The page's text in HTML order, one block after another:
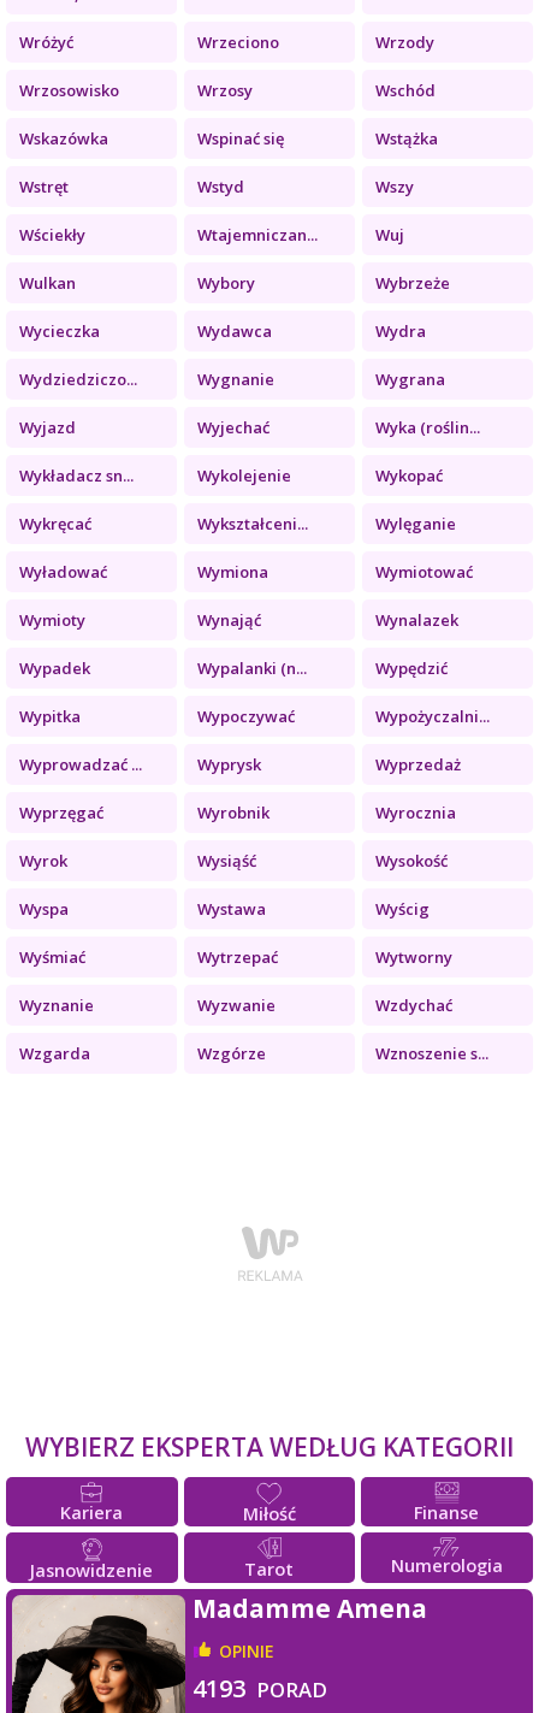
Wróżyć Wrzeciono Wrzody
Wrzosowisko Wrzosy Wschód
Wskazówka Wspinać się Wstążka
Wstręt Wstyd Wszy
Wściekły Wtajemniczan... Wuj
Wulkan Wybory Wybrzeże
Wycieczka Wydawca Wydra
Wydziedziczo... Wygnanie Wygrana
Wyjazd Wyjechać Wyka (roślin...
Wykładacz sn... Wykolejenie Wykopać
Wykręcać Wykształceni... Wylęganie
Wyładować Wymiona Wymiotować
Wymioty Wynająć Wynalazek
Wypadek Wypalanki (n... Wypędzić
Wypitka Wypoczywać Wypożyczalni...
Wyprowadzać ... Wyprysk Wyprzedaż
Wyprzęgać Wyrobnik Wyrocznia
Wyrok Wysiąść Wysokość
Wyspa Wystawa Wyścig
Wyśmiać Wytrzepać Wytworny
Wyznanie Wyzwanie Wzdychać
Wzgarda Wzgórze Wznoszenie s...
WYBIERZ EKSPERTA WEDŁUG KATEGORII
Kariera Miłość Finanse
Jasnowidzenie Tarot Numerologia
Madamme Amena
OPINIE
4193 PORAD